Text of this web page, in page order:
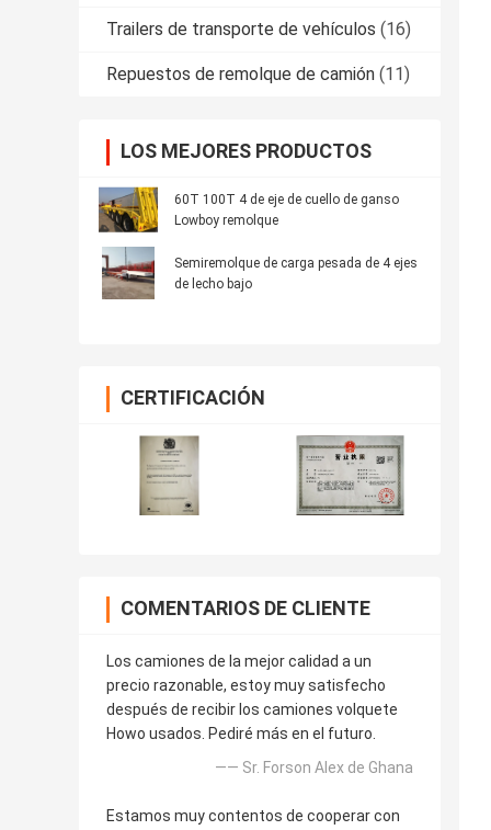
Trailers de transporte de vehículos (16)
Repuestos de remolque de camión (11)
LOS MEJORES PRODUCTOS
60T 100T 4 de eje de cuello de ganso
Lowboy remolque
Semiremolque de carga pesada de 4 ejes
de lecho bajo
CERTIFICACIÓN
COMENTARIOS DE CLIENTE
Los camiones de la mejor calidad a un
precio razonable, estoy muy satisfecho
después de recibir los camiones volquete
Howo usados. Pediré más en el futuro.
—— Sr. Forson Alex de Ghana
Estamos muy contentos de cooperar con